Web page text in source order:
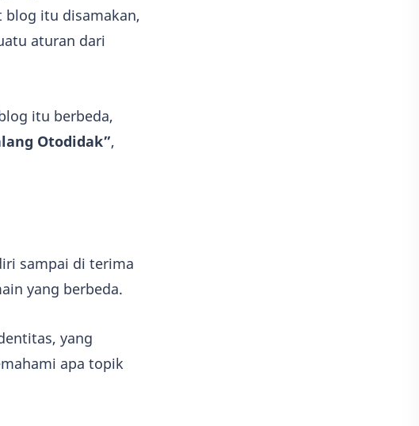
blog itu disamakan,
aturan dari
itu berbeda,
Otodidak”,
sampai di terima
yang berbeda.
yang
apa topik